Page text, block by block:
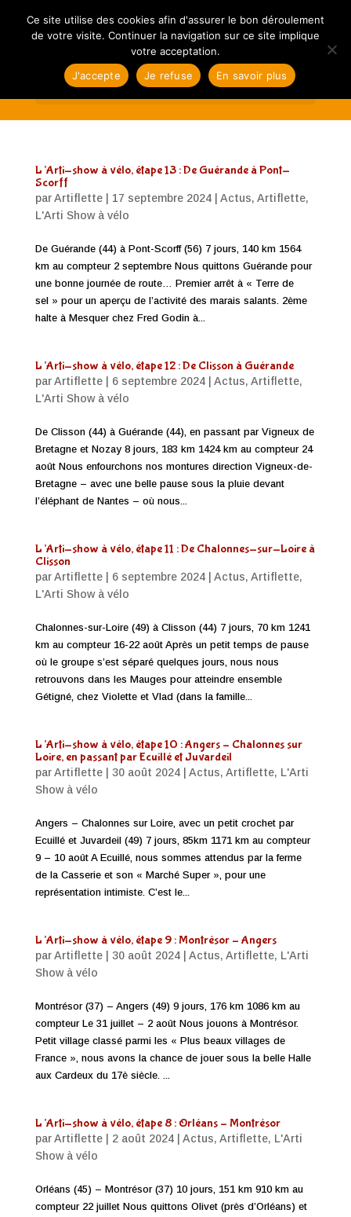
Sélectionner une page
L’Arti-show à vélo, étape 13 : De Guérande à Pont-
Scorff
parArtiflette| 17 septembre 2024| Actus, Artiflette,
L'Arti Show à vélo
De Guérande (44) à Pont-Scorff (56) 7 jours, 140 km 1564
km au compteur 2 septembre Nous quittons Guérande pour
une bonne journée de route… Premier arrêt à « Terre de
sel » pour un aperçu de l’activité des marais salants. 2ème
halte à Mesquer chez Fred Godin à...
L’Arti-show à vélo, étape 12 : De Clisson à Guérande
parArtiflette| 6 septembre 2024| Actus, Artiflette,
L'Arti Show à vélo
De Clisson (44) à Guérande (44), en passant par Vigneux de
Bretagne et Nozay 8 jours, 183 km 1424 km au compteur 24
août Nous enfourchons nos montures direction Vigneux-de-
Bretagne – avec une belle pause sous la pluie devant
l’éléphant de Nantes – où nous...
L’Arti-show à vélo, étape 11 : De Chalonnes-sur-Loire à
Clisson
parArtiflette| 6 septembre 2024| Actus, Artiflette,
L'Arti Show à vélo
Chalonnes-sur-Loire (49) à Clisson (44) 7 jours, 70 km 1241
km au compteur 16-22 août Après un petit temps de pause
où le groupe s’est séparé quelques jours, nous nous
retrouvons dans les Mauges pour atteindre ensemble
Gétigné, chez Violette et Vlad (dans la famille...
L’Arti-show à vélo, étape 10 : Angers – Chalonnes sur
Loire, en passant par Ecuillé et Juvardeil
parArtiflette| 30 août 2024| Actus, Artiflette, L'Arti
Show à vélo
Angers – Chalonnes sur Loire, avec un petit crochet par
Ecuillé et Juvardeil (49) 7 jours, 85km 1171 km au compteur
9 – 10 août A Ecuillé, nous sommes attendus par la ferme
de la Casserie et son « Marché Super », pour une
représentation intimiste. C’est le...
L’Arti-show à vélo, étape 9 : Montrésor – Angers
parArtiflette| 30 août 2024| Actus, Artiflette, L'Arti
Show à vélo
Montrésor (37) – Angers (49) 9 jours, 176 km 1086 km au
compteur Le 31 juillet – 2 août Nous jouons à Montrésor.
Petit village classé parmi les « Plus beaux villages de
France », nous avons la chance de jouer sous la belle Halle
aux Cardeux du 17è siècle. ...
L’Arti-show à vélo, étape 8 : Orléans – Montrésor
parArtiflette| 2 août 2024| Actus, Artiflette, L'Arti
Show à vélo
Orléans (45) – Montrésor (37) 10 jours, 151 km 910 km au
compteur 22 juillet Nous quittons Olivet (près d’Orléans) et
Ce site utilise des cookies afin d'assurer le bon déroulement
de votre visite. Continuer la navigation sur ce site implique
votre acceptation.
J'accepte
Je refuse En savoir plus